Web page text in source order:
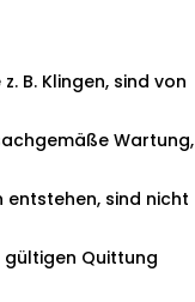
B. Klingen, sind von
Wartung,
entstehen, sind nicht
gültigen Quittung